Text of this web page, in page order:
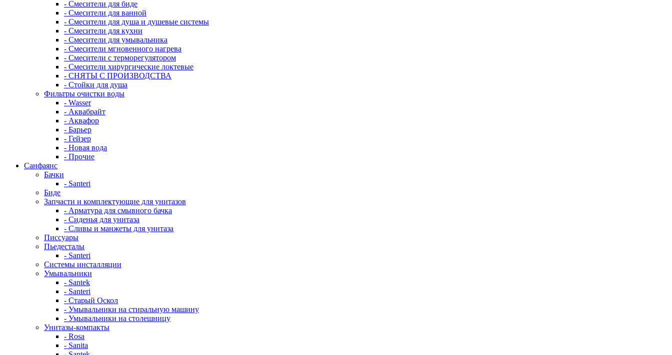
- Смесители для биде
- Смесители для ванной
- Смесители для душа и душевые системы
- Смесители для кухни
- Смесители для умывальника
- Смесители мгновенного нагрева
- Смесители с терморегулятором
- Смесители хирургические локтевые
- СНЯТЫ С ПРОИЗВОДСТВА
- Стойки для душа
Фильтры очистки воды
- Wasser
- Аквабрайт
- Аквафор
- Барьер
- Гейзер
- Новая вода
- Прочие
Санфаянс
Бачки
- Santeri
Биде
Запчасти и комплектующие для унитазов
- Арматура для смывного бачка
- Сиденья для унитаза
- Сливы и манжеты для унитаза
Писсуары
Пьедесталы
- Santeri
Системы инсталляции
Умывальники
- Santek
- Santeri
- Старый Оскол
- Умывальники на стиральную машину
- Умывальники на столешницу
Унитазы-компакты
- Rosa
- Sanita